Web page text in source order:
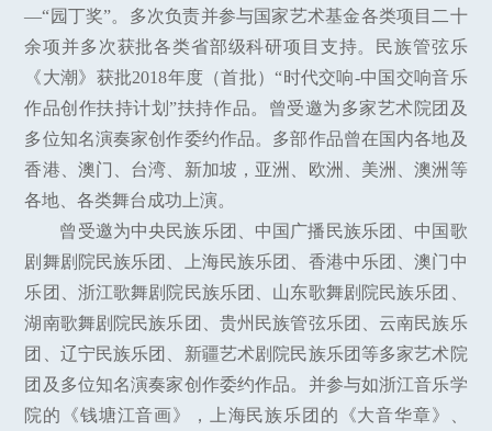
—“园丁奖”。多次负责并参与国家艺术基金各类项目二十
余项并多次获批各类省部级科研项目支持。民族管弦乐
《大潮》获批2018年度（首批）“时代交响-中国交响音乐
作品创作扶持计划”扶持作品。曾受邀为多家艺术院团及
多位知名演奏家创作委约作品。多部作品曾在国内各地及
香港、澳门、台湾、新加坡，亚洲、欧洲、美洲、澳洲等
各地、各类舞台成功上演。
曾受邀为中央民族乐团、中国广播民族乐团、中国歌
剧舞剧院民族乐团、上海民族乐团、香港中乐团、澳门中
乐团、浙江歌舞剧院民族乐团、山东歌舞剧院民族乐团、
湖南歌舞剧院民族乐团、贵州民族管弦乐团、云南民族乐
团、辽宁民族乐团、新疆艺术剧院民族乐团等多家艺术院
团及多位知名演奏家创作委约作品。并参与如浙江音乐学
院的《钱塘江音画》，上海民族乐团的《大音华章》、